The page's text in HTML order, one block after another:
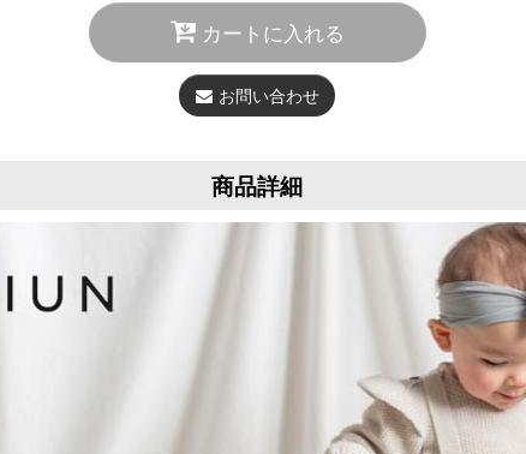
カートに入れる
お問い合わせ
商品詳細